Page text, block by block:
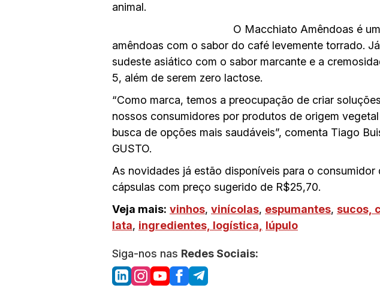
animal.
O Macchiato Amêndoas é
amêndoas com o sabor do café levemente torrado.
sudeste asiático com o sabor marcante e a
5, além de serem zero lactose.
“Como marca, temos a preocupação de criar
nossos consumidores por produtos de origem
busca de opções mais saudáveis”, comenta Tiago
GUSTO.
As novidades já estão disponíveis para o
cápsulas com preço sugerido de R$25,70.
Veja mais: vinhos, vinícolas, espumantes, sucos,
lata, ingredientes, logística, lúpulo
Siga-nos nas Redes Sociais: